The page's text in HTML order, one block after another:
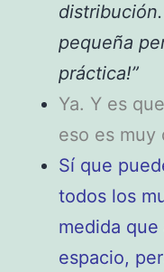
pequeña
práctica!”
Ya. Y es
eso es muy
Sí que
todos los
medida
espacio,